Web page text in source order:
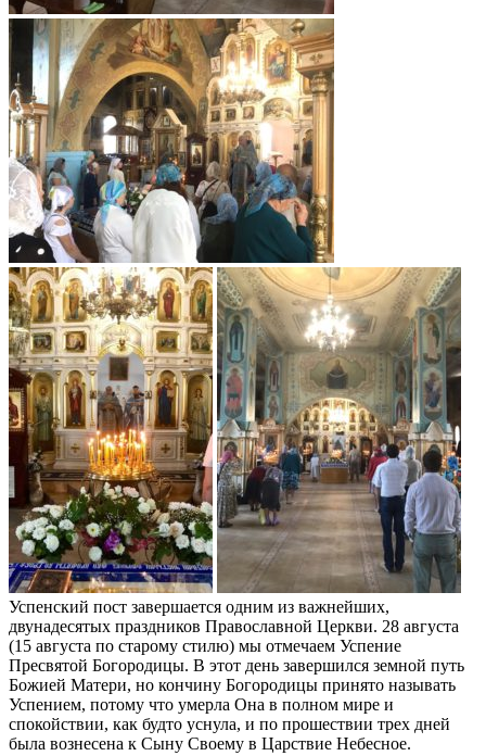
Успенский пост завершается одним из важнейших,
двунадесятых праздников Православной Церкви. 28 августа
(15 августа по старому стилю) мы отмечаем Успение
Пресвятой Богородицы. В этот день завершился земной путь
Божией Матери, но кончину Богородицы принято называть
Успением, потому что умерла Она в полном мире и
спокойствии, как будто уснула, и по прошествии трех дней
была вознесена к Сыну Своему в Царствие Небесное.